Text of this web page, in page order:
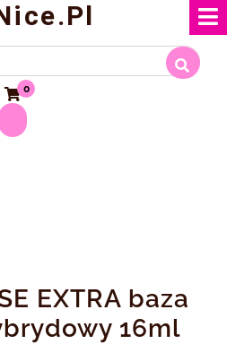
0
EXTRA baza
16ml